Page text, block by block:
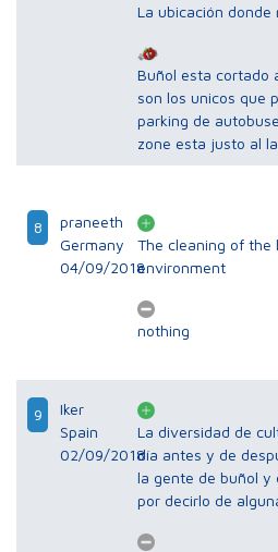
La ubicación donde
Buñol esta cortado
son los unicos que
parking de
zone esta justo al
8
praneeth
Germany
04/09/2018
The cleaning of the
environment
nothing
9
Iker
Spain
02/09/2018
La diversidad de
día antes y de
la gente de buñol y
por decirlo de